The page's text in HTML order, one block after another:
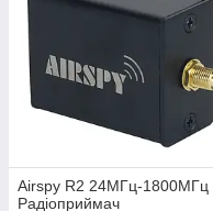
Airspy R2 24МГц-1800МГц
Радіоприймач